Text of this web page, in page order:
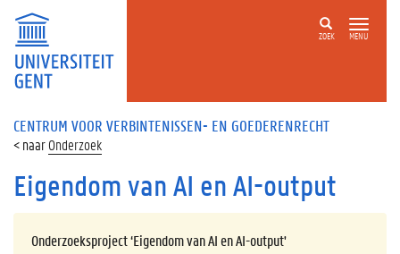
ZOEK MENU
CENTRUM VOOR VERBINTENISSEN- EN GOEDERENRECHT
Onderzoek
Eigendom van AI en AI-output
Onderzoeksproject ‘Eigendom van AI en AI-output'